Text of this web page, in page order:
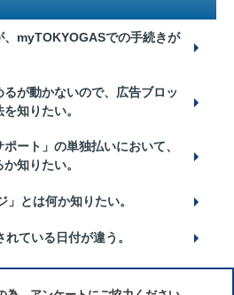
、myTOKYOGASでの手続きが
が動かないので、広告ブロッ
知りたい。
ポート」の単独払いにおいて、
知りたい。
とは何か知りたい。
ている日付が違う。